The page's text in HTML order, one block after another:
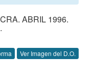
ABRIL 1996.
Ver Imagen del D.O.